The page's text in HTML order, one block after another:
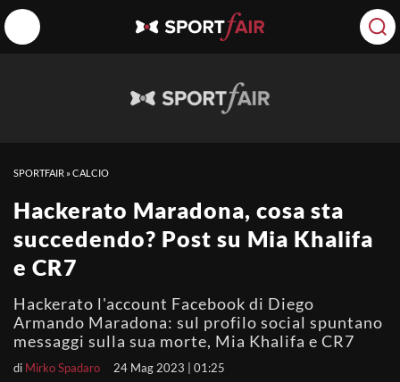
SPORTFAIR »CALCIO
Hackerato Maradona, cosa sta
succedendo? Post su Mia Khalifa
e CR7
Hackerato l'account Facebook di Diego
Armando Maradona: sul profilo social spuntano
messaggi sulla sua morte, Mia Khalifa e CR7
di Mirko Spadaro 24 Mag 2023 | 01:25